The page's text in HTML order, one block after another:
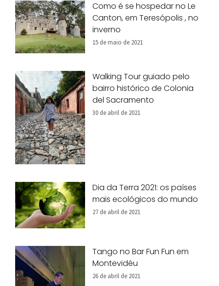
Como é se hospedar no Le
Canton, em Teresópolis , no
inverno
15 de maio de 2021
Walking Tour guiado pelo
bairro histórico de Colonia
del Sacramento
30 de abril de 2021
Dia da Terra 2021: os países
mais ecológicos do mundo
27 de abril de 2021
Tango no Bar Fun Fun em
Montevidéu
26 de abril de 2021